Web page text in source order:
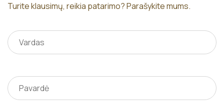
Turite klausimų, reikia patarimo? Parašykite mums.